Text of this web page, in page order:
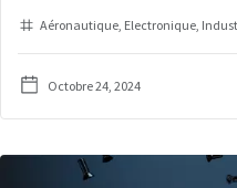
Moskal, spécialiste de la vente
vidéos dédiées à la
d'assurance qualité connectée.
Aéronautique Electronique
Octobre 24, 2024